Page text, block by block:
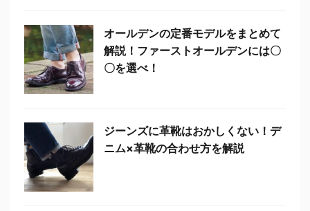
オールデンの定番モデルをまとめて
解説！ファーストオールデンには〇
〇を選べ！
ジーンズに革靴はおかしくない！デ
ニム×革靴の合わせ方を解説